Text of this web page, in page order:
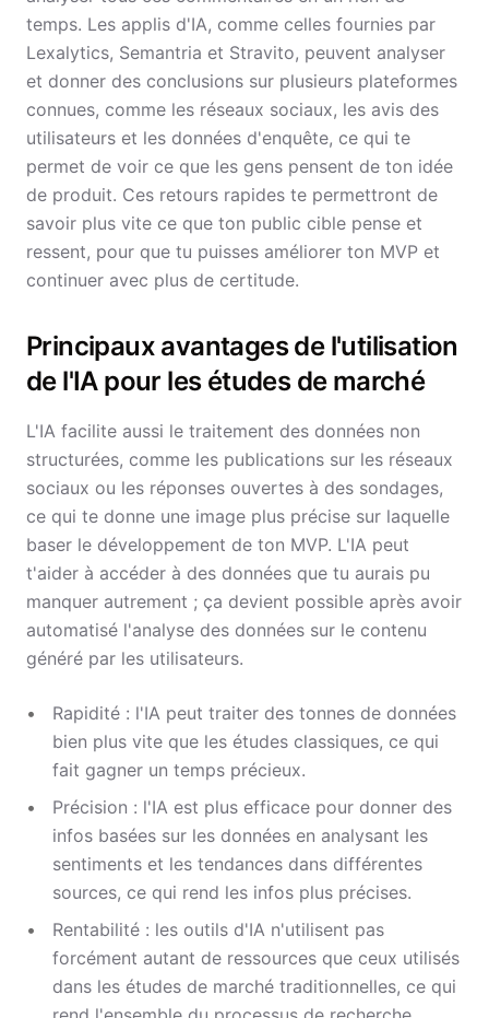
temps. Les applis d'IA, comme celles fournies par
Lexalytics, Semantria et Stravito, peuvent analyser
et donner des conclusions sur plusieurs plateformes
connues, comme les réseaux sociaux, les avis des
utilisateurs et les données d'enquête, ce qui te
permet de voir ce que les gens pensent de ton idée
de produit. Ces retours rapides te permettront de
savoir plus vite ce que ton public cible pense et
ressent, pour que tu puisses améliorer ton MVP et
continuer avec plus de certitude.
Principaux avantages de l'utilisation
de l'IA pour les études de marché
L'IA facilite aussi le traitement des données non
structurées, comme les publications sur les réseaux
sociaux ou les réponses ouvertes à des sondages,
ce qui te donne une image plus précise sur laquelle
baser le développement de ton MVP. L'IA peut
t'aider à accéder à des données que tu aurais pu
manquer autrement ; ça devient possible après avoir
automatisé l'analyse des données sur le contenu
généré par les utilisateurs.
Rapidité : l'IA peut traiter des tonnes de données
bien plus vite que les études classiques, ce qui
fait gagner un temps précieux.
Précision : l'IA est plus efficace pour donner des
infos basées sur les données en analysant les
sentiments et les tendances dans différentes
sources, ce qui rend les infos plus précises.
Rentabilité : les outils d'IA n'utilisent pas
forcément autant de ressources que ceux utilisés
dans les études de marché traditionnelles, ce qui